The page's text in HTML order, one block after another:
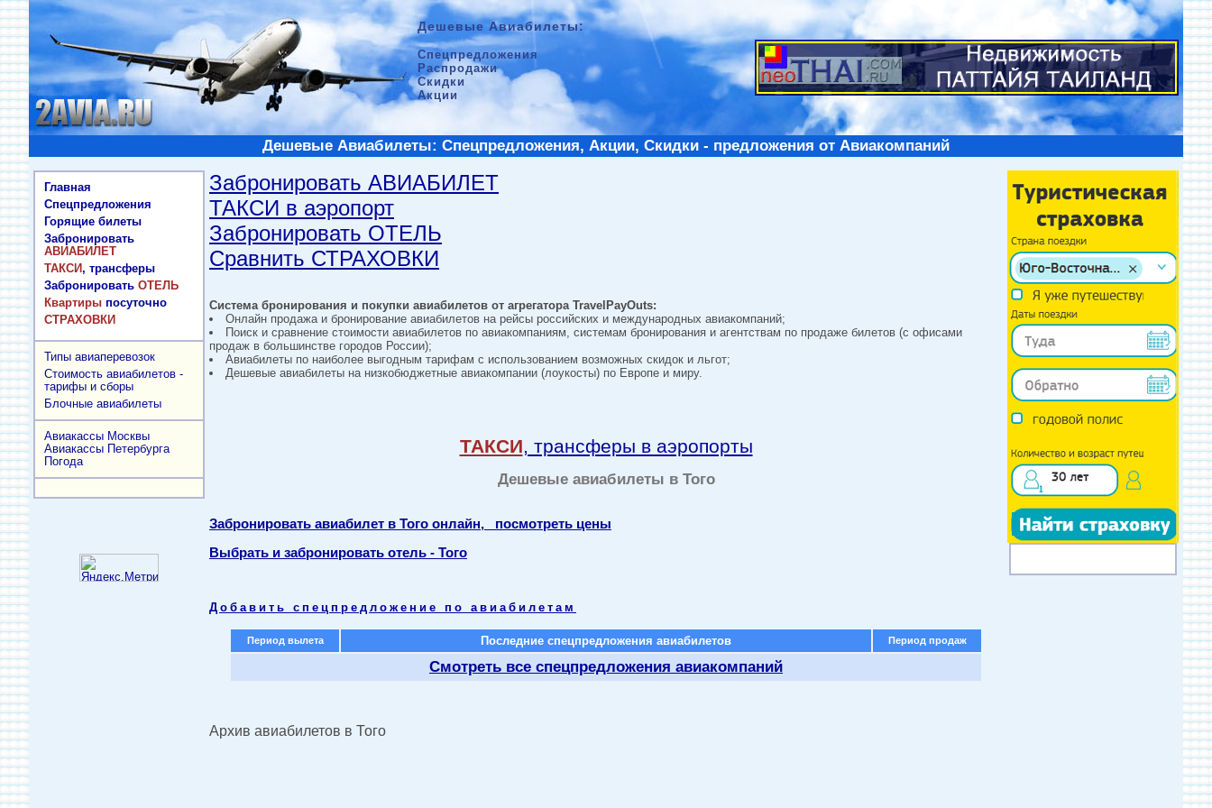
Дешевые Авиабилеты:
Спецпредложения
Распродажи
Скидки
Акции
Дешевые Авиабилеты: Спецпредложения, Акции, Скидки - предложения от Авиакомпаний
Главная
Спецпредложения
Горящие билеты
Забронировать
АВИАБИЛЕТ
ТАКСИ, трансферы
Забронировать ОТЕЛЬ
Квартиры посуточно
СТРАХОВКИ
Типы авиаперевозок
Стоимость авиабилетов -
тарифы и сборы
Блочные авиабилеты
Авиакассы Москвы
Авиакассы Петербурга
Погода
Забронировать АВИАБИЛЕТ
ТАКСИ в аэропорт
Забронировать ОТЕЛЬ
Сравнить СТРАХОВКИ
Система бронирования и покупки авиабилетов от агрегатора TravelPayOuts:
Онлайн продажа и бронирование авиабилетов на рейсы российских и международных авиакомпаний;
Поиск и сравнение стоимости авиабилетов по авиакомпаниям, системам бронирования и агентствам по продаже билетов (с офисами
продаж в большинстве городов России);
Авиабилеты по наиболее выгодным тарифам с использованием возможных скидок и льгот;
Дешевые авиабилеты на низкобюджетные авиакомпании (лоукосты) по Европе и миру.
ТАКСИ, трансферы в аэропорты
Дешевые авиабилеты в Того
Забронировать авиабилет в Того онлайн, посмотреть цены
Выбрать и забронировать отель - Того
Добавить спецпредложение по авиабилетам
Период вылета Последние спецпредложения авиабилетов Период продаж
Смотреть все спецпредложения авиакомпаний
Архив авиабилетов в Того